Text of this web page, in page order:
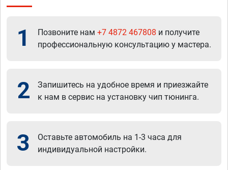
1 Позвоните нам +7 4872 467808 и получите
профессиональную консультацию у мастера.
2
Запишитесь на удобное время и приезжайте
к нам в сервис на установку чип тюнинга.
3
Оставьте автомобиль на 1-3 часа для
индивидуальной настройки.